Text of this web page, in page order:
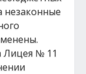
незаконные
Лицея № 11